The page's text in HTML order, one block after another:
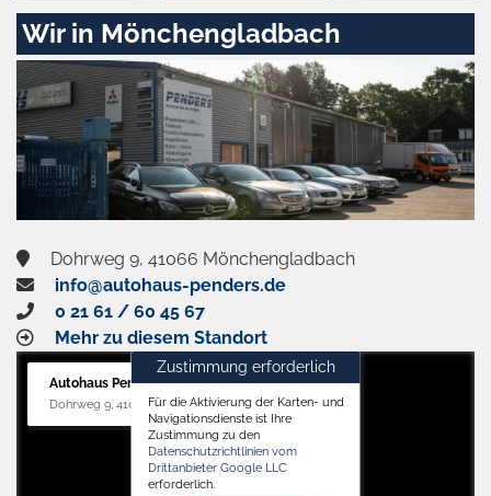
Zustimmen
und
aktivieren
Wir in Mönchengladbach
Dohrweg 9, 41066 Mönchengladbach
info@autohaus-penders.de
0 21 61 / 60 45 67
Mehr zu diesem Standort
Autohaus Penders (Service)
Dohrweg 9, 41066 Mönchengladbach
Zustimmung erforderlich
Für die Aktivierung der Karten- und
Navigationsdienste ist Ihre
Zustimmung zu den
Datenschutzrichtlinien vom
Drittanbieter Google LLC
erforderlich.